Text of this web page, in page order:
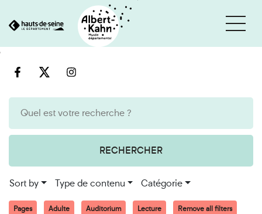
engine
RECHERCHER
Sort by Type de contenu Catégorie
Pages Adulte Auditorium Lecture Remove all filters
Cookies management panel